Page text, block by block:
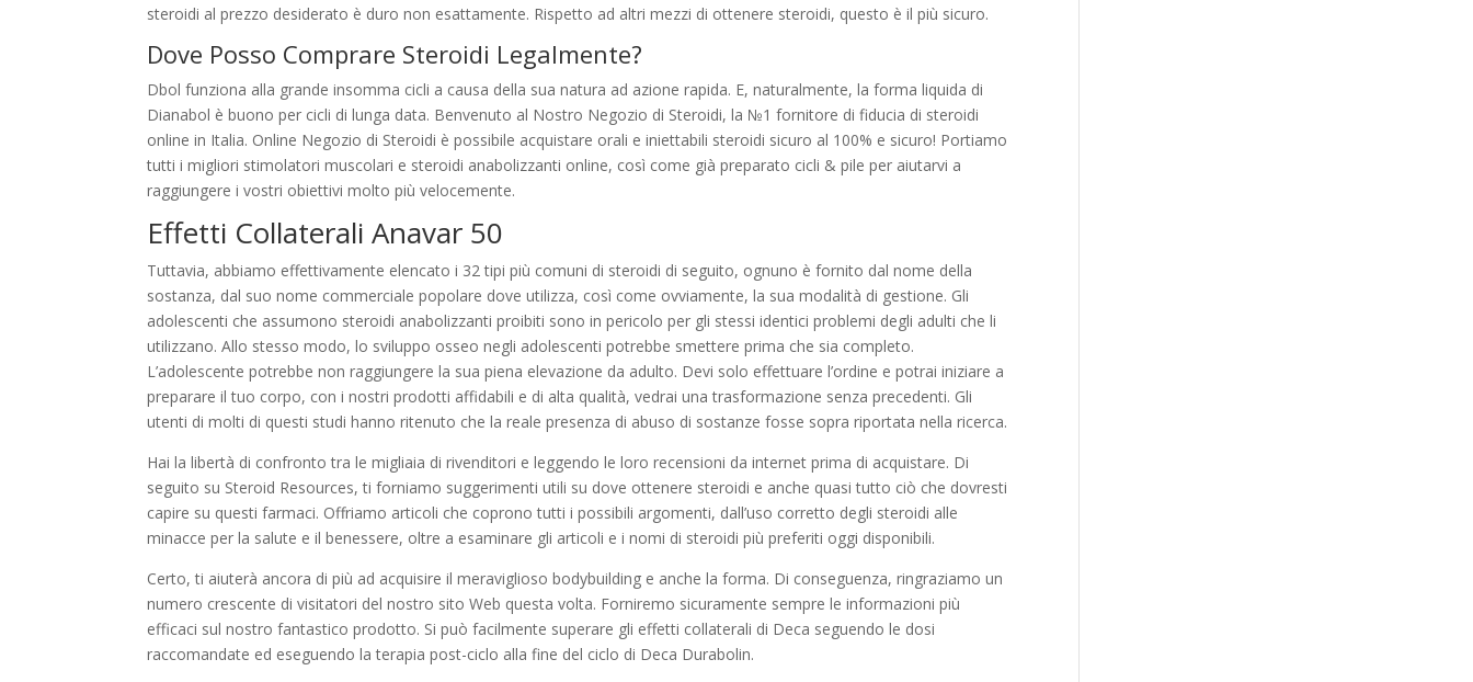
steroidi al prezzo desiderato è duro non esattamente. Rispetto ad altri mezzi di ottenere steroidi, questo è il più sicuro.
Dove Posso Comprare Steroidi Legalmente?
Dbol funziona alla grande insomma cicli a causa della sua natura ad azione rapida. E, naturalmente, la forma liquida di
Dianabol è buono per cicli di lunga data. Benvenuto al Nostro Negozio di Steroidi, la №1 fornitore di fiducia di steroidi
online in Italia. Online Negozio di Steroidi è possibile acquistare orali e iniettabili steroidi sicuro al 100% e sicuro! Portiamo
tutti i migliori stimolatori muscolari e steroidi anabolizzanti online, così come già preparato cicli & pile per aiutarvi a
raggiungere i vostri obiettivi molto più velocemente.
Effetti Collaterali Anavar 50
Tuttavia, abbiamo effettivamente elencato i 32 tipi più comuni di steroidi di seguito, ognuno è fornito dal nome della
sostanza, dal suo nome commerciale popolare dove utilizza, così come ovviamente, la sua modalità di gestione. Gli
adolescenti che assumono steroidi anabolizzanti proibiti sono in pericolo per gli stessi identici problemi degli adulti che li
utilizzano. Allo stesso modo, lo sviluppo osseo negli adolescenti potrebbe smettere prima che sia completo.
L’adolescente potrebbe non raggiungere la sua piena elevazione da adulto. Devi solo effettuare l’ordine e potrai iniziare a
preparare il tuo corpo, con i nostri prodotti affidabili e di alta qualità, vedrai una trasformazione senza precedenti. Gli
utenti di molti di questi studi hanno ritenuto che la reale presenza di abuso di sostanze fosse sopra riportata nella ricerca.
Hai la libertà di confronto tra le migliaia di rivenditori e leggendo le loro recensioni da internet prima di acquistare. Di
seguito su Steroid Resources, ti forniamo suggerimenti utili su dove ottenere steroidi e anche quasi tutto ciò che dovresti
capire su questi farmaci. Offriamo articoli che coprono tutti i possibili argomenti, dall’uso corretto degli steroidi alle
minacce per la salute e il benessere, oltre a esaminare gli articoli e i nomi di steroidi più preferiti oggi disponibili.
Certo, ti aiuterà ancora di più ad acquisire il meraviglioso bodybuilding e anche la forma. Di conseguenza, ringraziamo un
numero crescente di visitatori del nostro sito Web questa volta. Forniremo sicuramente sempre le informazioni più
efficaci sul nostro fantastico prodotto. Si può facilmente superare gli effetti collaterali di Deca seguendo le dosi
raccomandate ed eseguendo la terapia post-ciclo alla fine del ciclo di Deca Durabolin.